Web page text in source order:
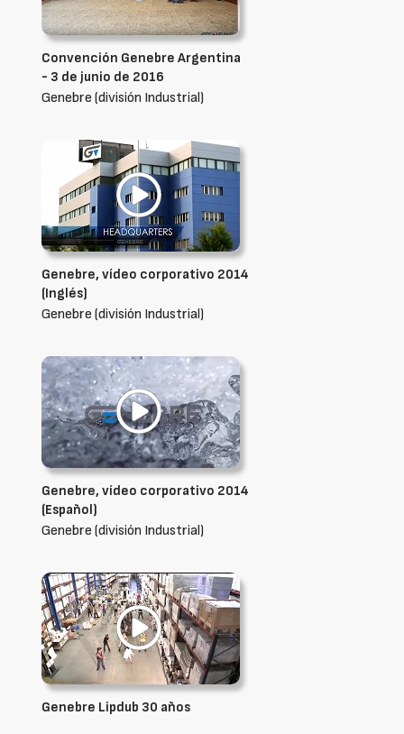
Convención Genebre Argentina
- 3 de junio de 2016
Genebre (división Industrial)
Genebre, vídeo corporativo 2014
(Inglés)
Genebre (división Industrial)
Genebre, vídeo corporativo 2014
(Español)
Genebre (división Industrial)
Genebre Lipdub 30 años